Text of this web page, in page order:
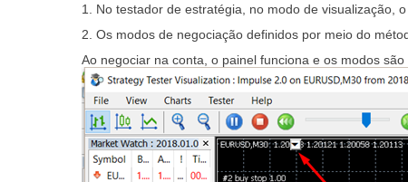
1. No testador de estratégia, no modo de visualização,
2. Os modos de negociação definidos por meio do
Ao negociar na conta, o painel funciona e os modos